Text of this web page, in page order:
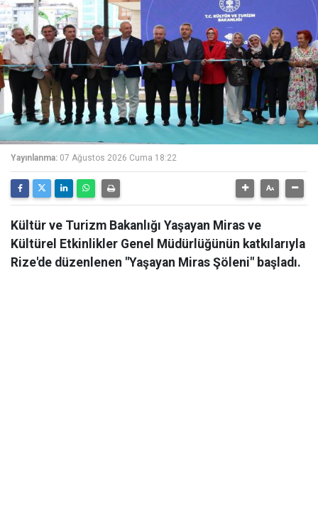
Yayınlanma: 07 Ağustos 2026 Cuma 18:22
Kültür ve Turizm Bakanlığı Yaşayan Miras ve
Kültürel Etkinlikler Genel Müdürlüğünün katkılarıyla
Rize'de düzenlenen "Yaşayan Miras Şöleni" başladı.